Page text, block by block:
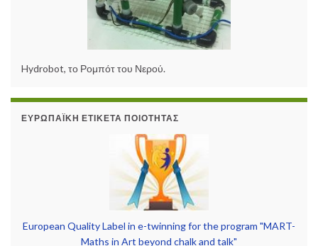
Hydrobot, το Ρομπότ του Νερού.
ΕΥΡΩΠΑΪΚΉ ΕΤΙΚΈΤΑ ΠΟΙΌΤΗΤΑΣ
European Quality Label in e-twinning for the program "MART-
Maths in Art beyond chalk and talk"